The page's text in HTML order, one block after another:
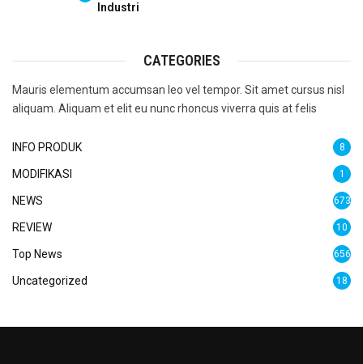
Industri
CATEGORIES
Mauris elementum accumsan leo vel tempor. Sit amet cursus nisl
aliquam. Aliquam et elit eu nunc rhoncus viverra quis at felis
INFO PRODUK 8
MODIFIKASI 1
NEWS 673
REVIEW 10
Top News 656
Uncategorized 18